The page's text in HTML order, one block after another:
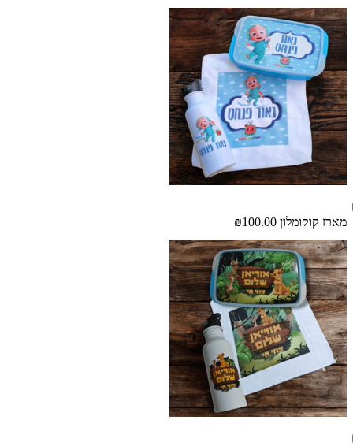
מארז קוקומלון ₪100.00